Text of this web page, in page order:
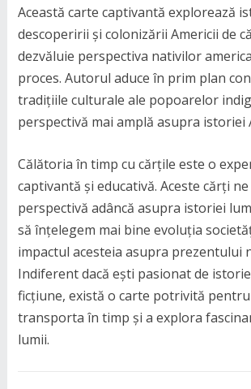
Această carte captivantă explorează
descoperirii și colonizării Americii de
dezvăluie perspectiva nativilor
proces. Autorul aduce în prim plan
tradițiile culturale ale popoarelor
perspectivă mai amplă asupra istoriei
Călătoria în timp cu cărțile este o
captivantă și educativă. Aceste cărți
perspectivă adâncă asupra istoriei
să înțelegem mai bine evoluția
impactul acesteia asupra prezentului
Indiferent dacă ești pasionat de
ficțiune, există o carte potrivită
transporta în timp și a explora
lumii.